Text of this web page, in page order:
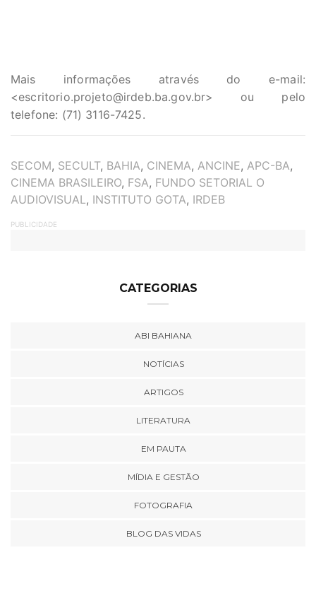
Mais informações através do e-mail:
<escritorio.projeto@irdeb.ba.gov.br> ou pelo
telefone: (71) 3116-7425.
TAGS
SECOM, SECULT, BAHIA, CINEMA, ANCINE, APC-BA,
CINEMA BRASILEIRO, FSA, FUNDO SETORIAL O
AUDIOVISUAL, INSTITUTO GOTA, IRDEB
PUBLICIDADE
CATEGORIAS
ABI BAHIANA
NOTÍCIAS
ARTIGOS
LITERATURA
EM PAUTA
MÍDIA E GESTÃO
FOTOGRAFIA
BLOG DAS VIDAS